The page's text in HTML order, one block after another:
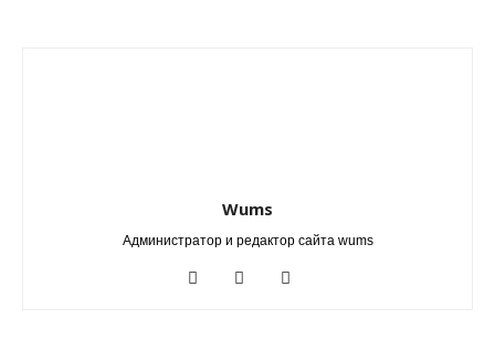
Wums
Администратор и редактор сайта wums